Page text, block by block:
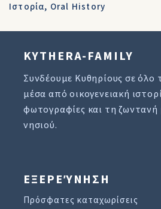
Ιστορία, Oral History
KYTHERA-FAMILY
Συνδέουμε Κυθηρίους σε όλο
μέσα από οικογενειακή
φωτογραφίες και τη
νησιού.
ΕΞΕΡΕΎΝΗΣΗ
Πρόσφατες καταχωρίσεις